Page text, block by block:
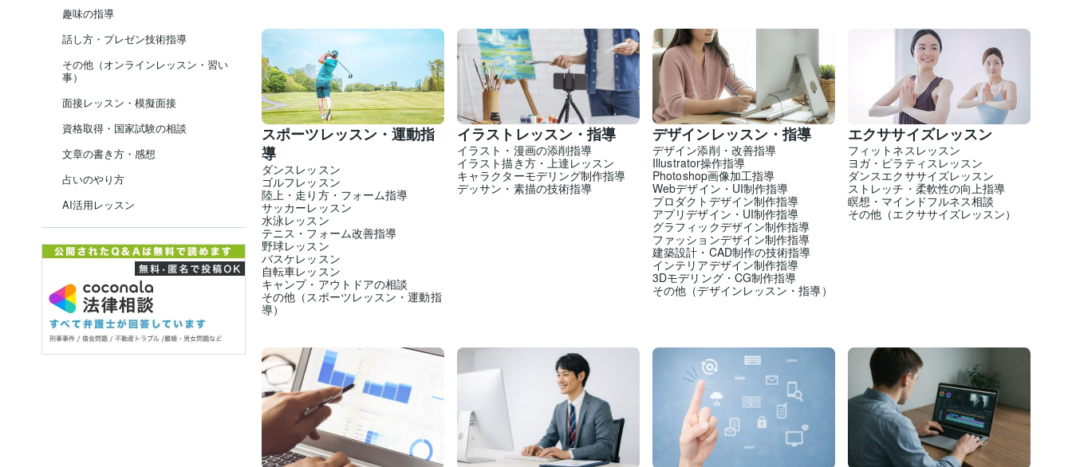
趣味の指導
話し方・プレゼン技術指導
その他（オンラインレッスン・習い
事）
面接レッスン・模擬面接
資格取得・国家試験の相談
文章の書き方・感想
占いのやり方
AI活用レッスン
スポーツレッスン・運動指
導
ダンスレッスン
ゴルフレッスン
陸上・走り方・フォーム指導
サッカーレッスン
水泳レッスン
テニス・フォーム改善指導
野球レッスン
バスケレッスン
自転車レッスン
キャンプ・アウトドアの相談
その他（スポーツレッスン・運動指
導）
イラストレッスン・指導
イラスト・漫画の添削指導
イラスト描き方・上達レッスン
キャラクターモデリング制作指導
デッサン・素描の技術指導
デザインレッスン・指導
デザイン添削・改善指導
Illustrator操作指導
Photoshop画像加工指導
Webデザイン・UI制作指導
プロダクトデザイン制作指導
アプリデザイン・UI制作指導
グラフィックデザイン制作指導
ファッションデザイン制作指導
建築設計・CAD制作の技術指導
インテリアデザイン制作指導
3Dモデリング・CG制作指導
その他（デザインレッスン・指導）
エクササイズレッスン
フィットネスレッスン
ヨガ・ピラティスレッスン
ダンスエクササイズレッスン
ストレッチ・柔軟性の向上指導
瞑想・マインドフルネス相談
その他（エクササイズレッスン）